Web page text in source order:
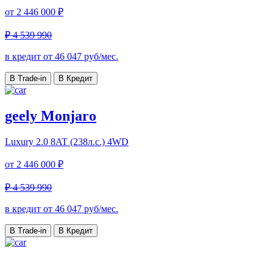
от 2 446 000 ₽
₽ 4 539 990
в кредит от 46 047 руб/мес.
В Trade-in В Кредит
geely Monjaro
Luxury 2.0 8AT (238л.с.) 4WD
от 2 446 000 ₽
₽ 4 539 990
в кредит от 46 047 руб/мес.
В Trade-in В Кредит